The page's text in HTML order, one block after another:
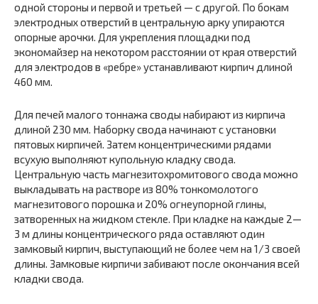
одной стороны и первой и третьей — с другой. По бокам
электродных отверстий в центральную арку упираются
опорные арочки. Для укрепления площадки под
экономайзер на некотором расстоянии от края отверстий
для электродов в «ребре» устанавливают кирпич длиной
460 мм.
Для печей малого тоннажа своды набирают из кирпича
длиной 230 мм. Наборку свода начинают с установки
пятовых кирпичей. Затем концентрическими рядами
всухую выполняют купольную кладку свода.
Центральную часть магнезитохромитового свода можно
выкладывать на растворе из 80% тонкомолотого
магнезитового порошка и 20% огнеупорной глины,
затворенных на жидком стекле. При кладке на каждые 2—
3 м длины концентрического ряда оставляют один
замковый кирпич, выступающий не более чем на 1/3 своей
длины. Замковые кирпичи забивают после окончания всей
кладки свода.